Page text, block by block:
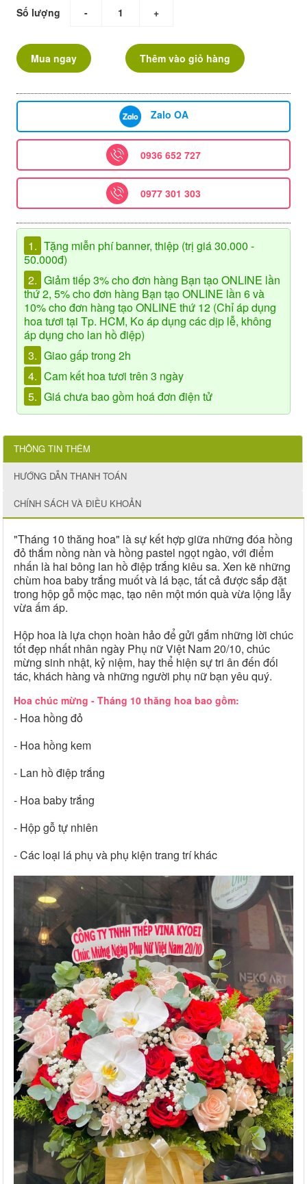
Số lượng - +
Mua ngay Thêm vào giỏ hàng
Zalo OA
0936 652 727
0977 301 303
1. Tặng miễn phí banner, thiệp (trị giá 30.000 -
50.000đ)
2. Giảm tiếp 3% cho đơn hàng Bạn tạo ONLINE lần
thứ 2, 5% cho đơn hàng Bạn tạo ONLINE lần 6 và
10% cho đơn hàng tạo ONLINE thứ 12 (Chỉ áp dụng
hoa tươi tại Tp. HCM, Ko áp dụng các dịp lễ, không
áp dụng cho lan hồ điệp)
3. Giao gấp trong 2h
4. Cam kết hoa tươi trên 3 ngày
5. Giá chưa bao gồm hoá đơn điện tử
THÔNG TIN THÊM
HƯỚNG DẪN THANH TOÁN
CHÍNH SÁCH VÀ ĐIỀU KHOẢN
"Tháng 10 thăng hoa" là sự kết hợp giữa những đóa hồng
đỏ thắm nồng nàn và hồng pastel ngọt ngào, với điểm
nhấn là hai bông lan hồ điệp trắng kiêu sa. Xen kẽ những
chùm hoa baby trắng muốt và lá bạc, tất cả được sắp đặt
trong hộp gỗ mộc mạc, tạo nên một món quà vừa lộng lẫy
vừa ấm áp.
Hộp hoa là lựa chọn hoàn hảo để gửi gắm những lời chúc
tốt đẹp nhất nhân ngày Phụ nữ Việt Nam 20/10, chúc
mừng sinh nhật, kỷ niệm, hay thể hiện sự tri ân đến đối
tác, khách hàng và những người phụ nữ bạn yêu quý.
Hoa chúc mừng - Tháng 10 thăng hoa bao gồm:
- Hoa hồng đỏ
- Hoa hồng kem
- Lan hồ điệp trắng
- Hoa baby trắng
- Hộp gỗ tự nhiên
- Các loại lá phụ và phụ kiện trang trí khác